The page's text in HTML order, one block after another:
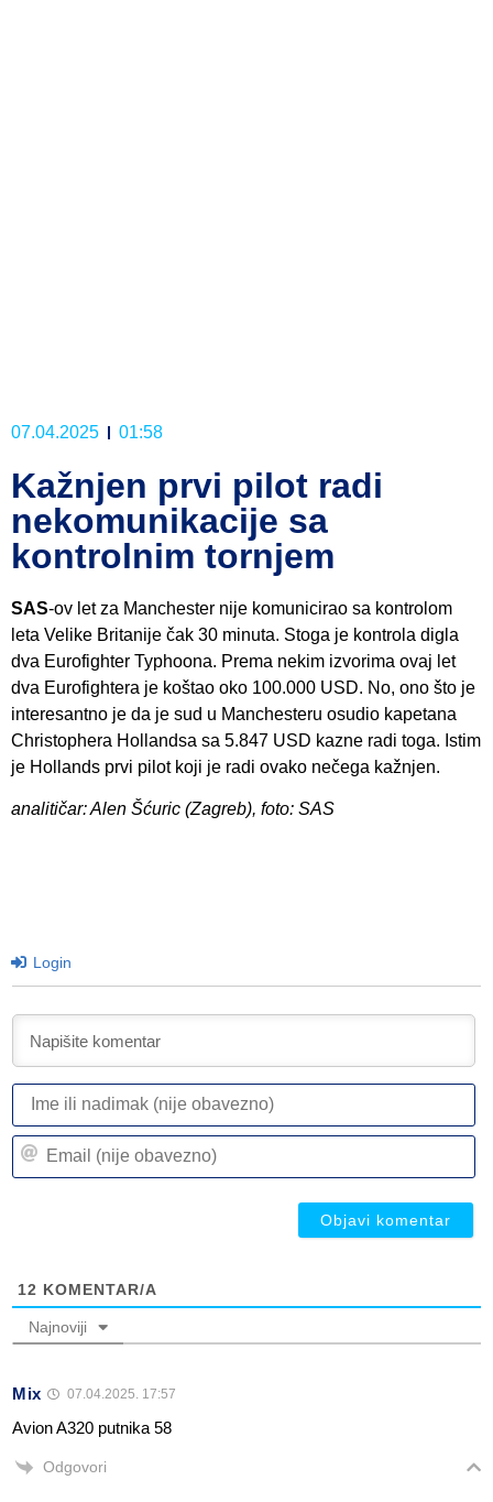
07.04.2025 01:58
Kažnjen prvi pilot radi
nekomunikacije sa
kontrolnim tornjem
SAS-ov let za Manchester nije komunicirao sa kontrolom
leta Velike Britanije čak 30 minuta. Stoga je kontrola digla
dva Eurofighter Typhoona. Prema nekim izvorima ovaj let
dva Eurofightera je koštao oko 100.000 USD. No, ono što je
interesantno je da je sud u Manchesteru osudio kapetana
Christophera Hollandsa sa 5.847 USD kazne radi toga. Istim
je Hollands prvi pilot koji je radi ovako nečega kažnjen.
analitičar: Alen Šćuric (Zagreb), foto: SAS
Login
12 KOMENTAR/A
Najnoviji
Mix 07.04.2025. 17:57
Avion A320 putnika 58
Odgovori